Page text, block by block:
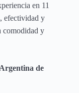
en 11
efectividad y
comodidad y
de